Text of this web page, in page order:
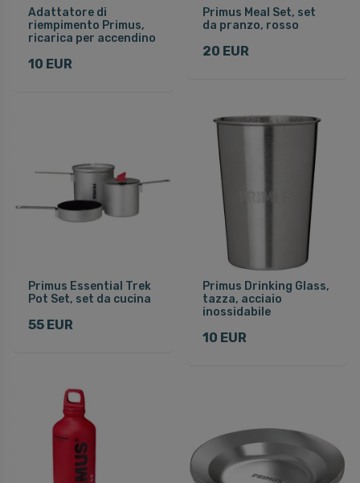
Adattatore di
riempimento Primus,
ricarica per accendino
10 EUR
Primus Meal Set, set
da pranzo, rosso
20 EUR
Primus Essential Trek
Pot Set, set da cucina
55 EUR
Primus Drinking Glass,
tazza, acciaio
inossidabile
10 EUR